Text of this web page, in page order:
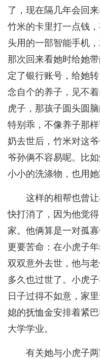
了，现在隔几年会回
竹米的卡里打一点钱
头用的一部智能手机
那次回来看她时给她
定了银行账号，给她
念自个的养子，见不
虎子，那孩子圆头圆
特别乖，不像养子那
奶去世后，竹米对这
爷孙俩不容易呢。比
小小的洗涤物，也用
这样的相帮也曾
快打消了，因为他觉
家。他俩算是一对孤
更要苦命：在小虎子
双双意外去世，他与
多久也过世了。小虎
日子过得不如意，家
媳的抚恤金安排着紧
大学学业。
有关她与小虎子